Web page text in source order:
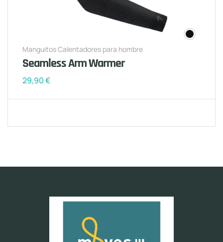
Manguitos Calentadores para hombre
Seamless Arm Warmer
29,90€